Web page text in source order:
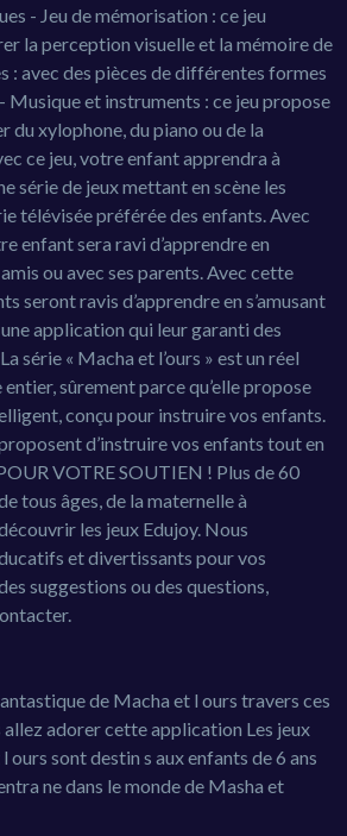
- Jeu de mémorisation : ce jeu
la perception visuelle et la mémoire de
: avec des pièces de différentes formes
et instruments : ce jeu propose
du xylophone, du piano ou de la
ce jeu, votre enfant apprendra à
série de jeux mettant en scène les
télévisée préférée des enfants. Avec
enfant sera ravi d’apprendre en
amis ou avec ses parents. Avec cette
seront ravis d’apprendre en s’amusant
application qui leur garanti des
série « Macha et l’ours » est un réel
sûrement parce qu’elle propose
conçu pour instruire vos enfants.
d’instruire vos enfants tout en
VOTRE SOUTIEN ! Plus de 60
tous âges, de la maternelle à
les jeux Edujoy. Nous
et divertissants pour vos
suggestions ou des questions,
de Macha et l ours travers ces
adorer cette application Les jeux
sont destin s aux enfants de 6 ans
ne dans le monde de Masha et